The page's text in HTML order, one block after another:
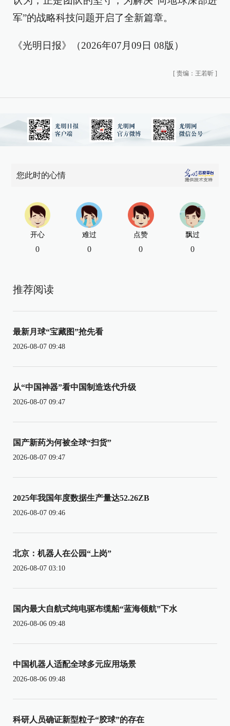
军”的战略科技问题开启了全新篇章。
《光明日报》（2026年07月09日 08版）
[ 责编：王若昕 ]
您此时的心情
开心
0
难过
0
点赞
0
飘过
0
推荐阅读
最新月球“宝藏图”抢先看
2026-08-07 09:48
从“中国神器”看中国制造迭代升级
2026-08-07 09:47
国产新药为何被全球“扫货”
2026-08-07 09:47
2025年我国年度数据生产量达52.26ZB
2026-08-07 09:46
北京：机器人在公园“上岗”
2026-08-07 03:10
国内最大自航式纯电驱布缆船“蓝海领航”下水
2026-08-06 09:48
中国机器人适配全球多元应用场景
2026-08-06 09:48
科研人员确证新型粒子“胶球”的存在